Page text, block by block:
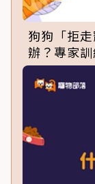
狗狗「拒
辦？專家